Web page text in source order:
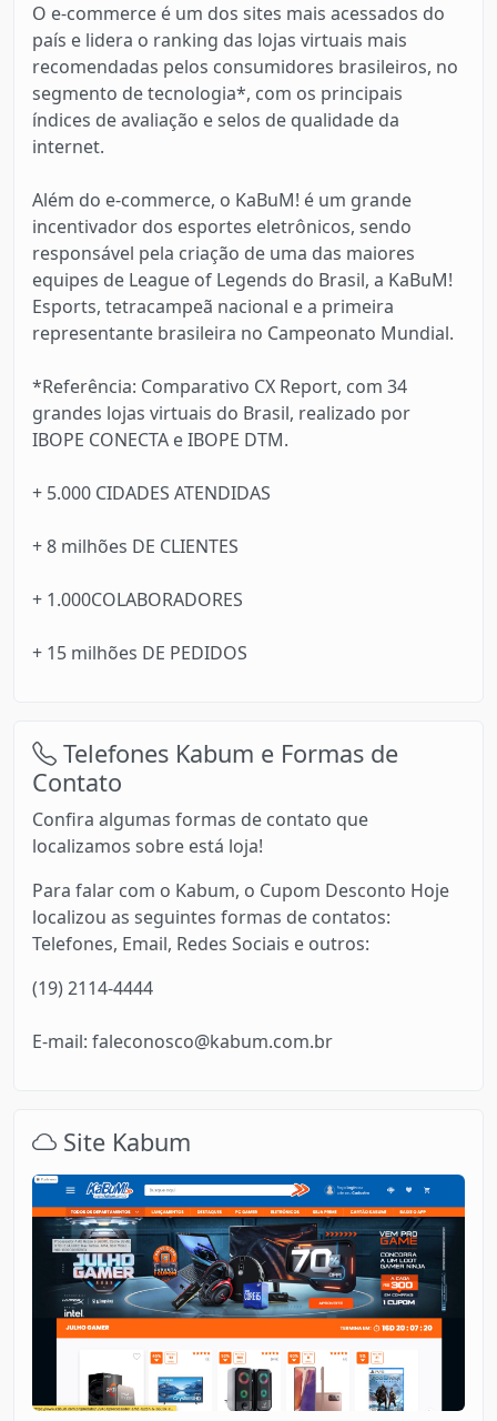
O e-commerce é um dos sites mais acessados do
país e lidera o ranking das lojas virtuais mais
recomendadas pelos consumidores brasileiros, no
segmento de tecnologia*, com os principais
índices de avaliação e selos de qualidade da
internet.
Além do e-commerce, o KaBuM! é um grande
incentivador dos esportes eletrônicos, sendo
responsável pela criação de uma das maiores
equipes de League of Legends do Brasil, a KaBuM!
Esports, tetracampeã nacional e a primeira
representante brasileira no Campeonato Mundial.
*Referência: Comparativo CX Report, com 34
grandes lojas virtuais do Brasil, realizado por
IBOPE CONECTA e IBOPE DTM.
+ 5.000 CIDADES ATENDIDAS
+ 8 milhões DE CLIENTES
+ 1.000COLABORADORES
+ 15 milhões DE PEDIDOS
Telefones Kabum e Formas de
Contato
Confira algumas formas de contato que
localizamos sobre está loja!
Para falar com o Kabum, o Cupom Desconto Hoje
localizou as seguintes formas de contatos:
Telefones, Email, Redes Sociais e outros:
(19) 2114-4444
E-mail: faleconosco@kabum.com.br
Site Kabum